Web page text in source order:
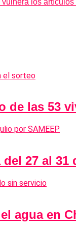
las 53
27 al
agua en